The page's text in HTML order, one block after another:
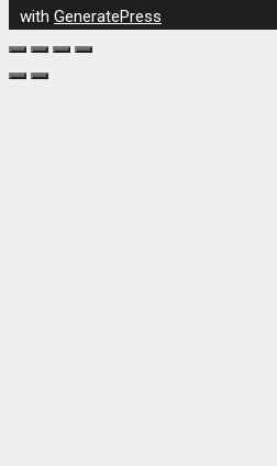
with GeneratePress